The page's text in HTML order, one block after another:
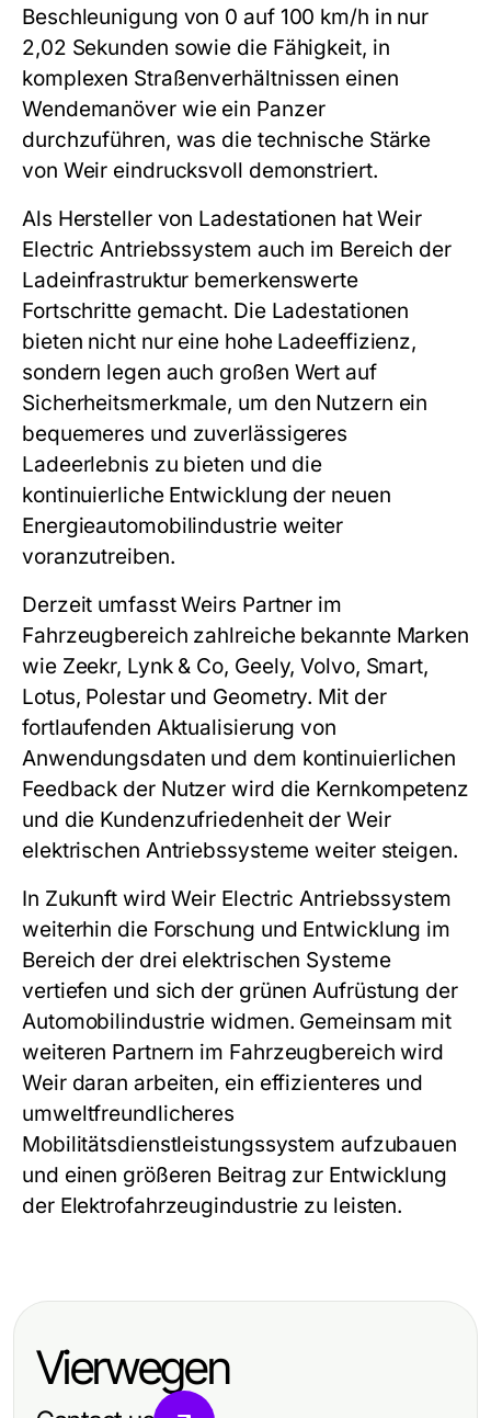
Beschleunigung von 0 auf 100 km/h in nur
2,02 Sekunden sowie die Fähigkeit, in
komplexen Straßenverhältnissen einen
Wendemanöver wie ein Panzer
durchzuführen, was die technische Stärke
von Weir eindrucksvoll demonstriert.
Als Hersteller von Ladestationen hat Weir
Electric Antriebssystem auch im Bereich der
Ladeinfrastruktur bemerkenswerte
Fortschritte gemacht. Die Ladestationen
bieten nicht nur eine hohe Ladeeffizienz,
sondern legen auch großen Wert auf
Sicherheitsmerkmale, um den Nutzern ein
bequemeres und zuverlässigeres
Ladeerlebnis zu bieten und die
kontinuierliche Entwicklung der neuen
Energieautomobilindustrie weiter
voranzutreiben.
Derzeit umfasst Weirs Partner im
Fahrzeugbereich zahlreiche bekannte Marken
wie Zeekr, Lynk & Co, Geely, Volvo, Smart,
Lotus, Polestar und Geometry. Mit der
fortlaufenden Aktualisierung von
Anwendungsdaten und dem kontinuierlichen
Feedback der Nutzer wird die Kernkompetenz
und die Kundenzufriedenheit der Weir
elektrischen Antriebssysteme weiter steigen.
In Zukunft wird Weir Electric Antriebssystem
weiterhin die Forschung und Entwicklung im
Bereich der drei elektrischen Systeme
vertiefen und sich der grünen Aufrüstung der
Automobilindustrie widmen. Gemeinsam mit
weiteren Partnern im Fahrzeugbereich wird
Weir daran arbeiten, ein effizienteres und
umweltfreundlicheres
Mobilitätsdienstleistungssystem aufzubauen
und einen größeren Beitrag zur Entwicklung
der Elektrofahrzeugindustrie zu leisten.
Vierwegen